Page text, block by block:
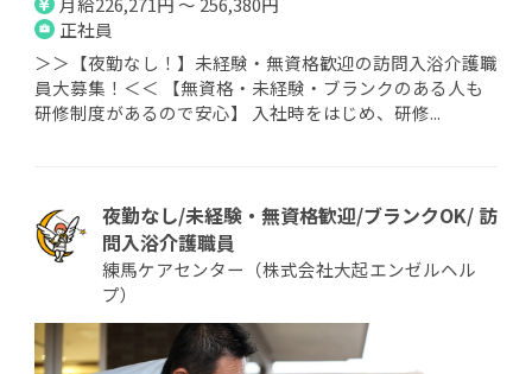
正社員
＞＞【夜勤なし！】未経験・無資格歓迎の訪問入浴介護職
員大募集！＜＜ 【無資格・未経験・ブランクのある人も
研修制度があるので安心】 入社時をはじめ、研修...
夜勤なし/未経験・無資格歓迎/ブランクOK/ 訪
問入浴介護職員
練馬ケアセンター（株式会社大起エンゼルヘル
プ）